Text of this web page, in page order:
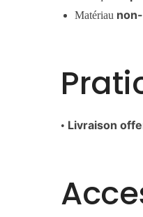
Matériau
• Livraison